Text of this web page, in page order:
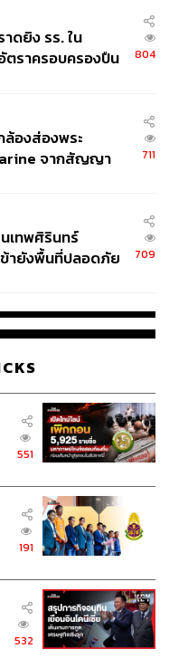
ดยิง รร. ใน
ตราครอบครองปืน
804
องส่องพระ
จากสัญญา
บรนด์
711
เทพศิรินทร์
ายังพื้นที่ปลอดภัย
709
551
191
532